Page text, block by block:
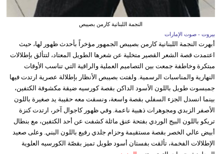
النجمة اللبنانية كارمن بصيبص
بيروت - صوت الإمارات
أبهرت النجمة اللبنانية كارمن بصيبص الجمهور مؤخراً بأحدث ظهور لها، حيث
اعتمدت قصة الشعر القصير متخلية عن شعرها الطويل المعتاد، لتتألق بإطلالات
مبتكرة وخاطفة جمعت بين التصاميم العملية والراقية التي تناسب الأوقات
النهارية والمناسبات الرسمية. ولفتت بصيبص الأنظار بإطلالة عصرية ارتدت فيها
جمبسوت طويل باللون الأسود الداكن بقصة كورسيه ضيقة مكشوفة الكتفين،
بينما انسدل الجزء السفلي بقصة واسعة، ونسقت معه حقيبة يد صغيرة باللون
الأصفر الزبدي ومجوهرات ذهبية ناعمة. وفي ظهور كاجوال آخر، ارتدت كنزة
تريكو باللون البيج الوردي بفتحة عنق مائلة كشفت عن أحد الكتفين، مع بنطال
أبيض عالي الخصر بقصة مستقيمة وحزام جلدي رفيع باللون البني. وعلى صعيد
الإطلالات الفخمة، تألقت بفستان أسود طويل تميز بقصّة الكورسيه العلوية